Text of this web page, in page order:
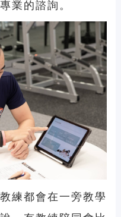
業的諮詢。
練都會在一旁教學